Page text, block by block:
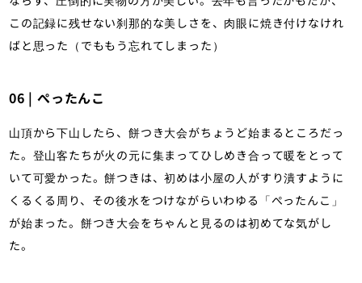
この記録に残せない刹那的な美しさを、肉眼に焼き付けなけれ
ばと思った（でももう忘れてしまった）
06 | ぺったんこ
山頂から下山したら、餅つき大会がちょうど始まるところだっ
た。登山客たちが火の元に集まってひしめき合って暖をとって
いて可愛かった。餅つきは、初めは小屋の人がすり潰すように
くるくる周り、その後水をつけながらいわゆる「ぺったんこ」
が始まった。餅つき大会をちゃんと見るのは初めてな気がし
た。